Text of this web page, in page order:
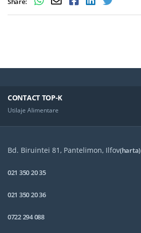
CONTACT TOP-K
Utilaje Alimentare
Bd. Biruintei 81, Pantelimon, Ilfov(harta)
021 350 20 35
021 350 20 36
0722 294 088